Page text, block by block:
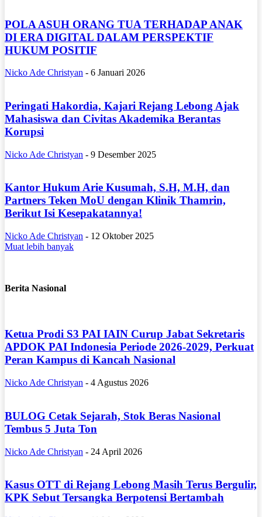
POLA ASUH ORANG TUA TERHADAP ANAK
DI ERA DIGITAL DALAM PERSPEKTIF
HUKUM POSITIF
Nicko Ade Christyan - 6 Januari 2026
Peringati Hakordia, Kajari Rejang Lebong Ajak
Mahasiswa dan Civitas Akademika Berantas
Korupsi
Nicko Ade Christyan - 9 Desember 2025
Kantor Hukum Arie Kusumah, S.H, M.H, dan
Partners Teken MoU dengan Klinik Thamrin,
Berikut Isi Kesepakatannya!
Nicko Ade Christyan - 12 Oktober 2025
Muat lebih banyak
Berita Nasional
Ketua Prodi S3 PAI IAIN Curup Jabat Sekretaris
APDOK PAI Indonesia Periode 2026-2029, Perkuat
Peran Kampus di Kancah Nasional
Nicko Ade Christyan - 4 Agustus 2026
BULOG Cetak Sejarah, Stok Beras Nasional
Tembus 5 Juta Ton
Nicko Ade Christyan - 24 April 2026
Kasus OTT di Rejang Lebong Masih Terus Bergulir,
KPK Sebut Tersangka Berpotensi Bertambah